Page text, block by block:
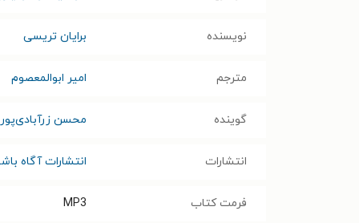
نویسنده برایان تریسی
مترجم امیر ابوالمعصوم
گوینده محسن زرآبادی‌پور
انتشارات انتشارات آگاه
فرمت کتاب MP3